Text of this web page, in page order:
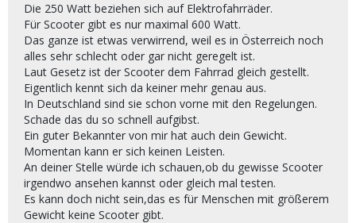
Die 250 Watt beziehen sich auf Elektrofahrräder.
Für Scooter gibt es nur maximal 600 Watt.
Das ganze ist etwas verwirrend, weil es in Österreich noch
alles sehr schlecht oder gar nicht geregelt ist.
Laut Gesetz ist der Scooter dem Fahrrad gleich gestellt.
Eigentlich kennt sich da keiner mehr genau aus.
In Deutschland sind sie schon vorne mit den Regelungen.
Schade das du so schnell aufgibst.
Ein guter Bekannter von mir hat auch dein Gewicht.
Momentan kann er sich keinen Leisten.
An deiner Stelle würde ich schauen,ob du gewisse Scooter
irgendwo ansehen kannst oder gleich mal testen.
Es kann doch nicht sein,das es für Menschen mit größerem
Gewicht keine Scooter gibt.